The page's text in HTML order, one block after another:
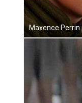
Maxence